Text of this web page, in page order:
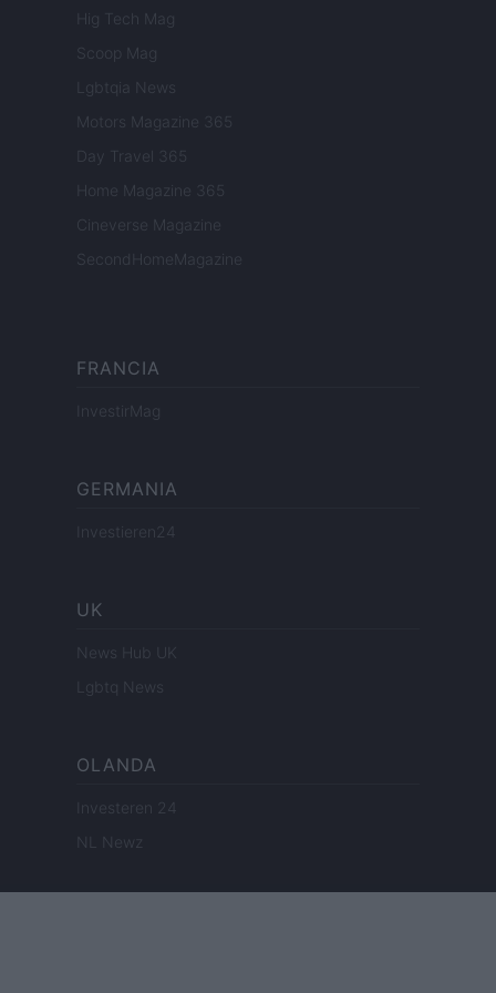
Hig Tech Mag
Scoop Mag
Lgbtqia News
Motors Magazine 365
Day Travel 365
Home Magazine 365
Cineverse Magazine
SecondHomeMagazine
FRANCIA
InvestirMag
GERMANIA
Investieren24
UK
News Hub UK
Lgbtq News
OLANDA
Investeren 24
NL Newz